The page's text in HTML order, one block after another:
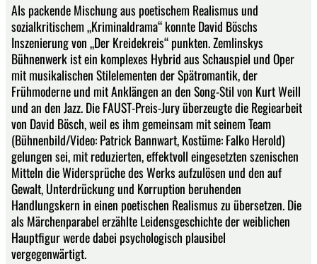
Als packende Mischung aus poetischem Realismus und
sozialkritischem „Kriminaldrama“ konnte David Böschs
Inszenierung von „Der Kreidekreis“ punkten. Zemlinskys
Bühnenwerk ist ein komplexes Hybrid aus Schauspiel und Oper
mit musikalischen Stilelementen der Spätromantik, der
Frühmoderne und mit Anklängen an den Song-Stil von Kurt Weill
und an den Jazz. Die FAUST-Preis-Jury überzeugte die Regiearbeit
von David Bösch, weil es ihm gemeinsam mit seinem Team
(Bühnenbild/Video: Patrick Bannwart, Kostüme: Falko Herold)
gelungen sei, mit reduzierten, effektvoll eingesetzten szenischen
Mitteln die Widersprüche des Werks aufzulösen und den auf
Gewalt, Unterdrückung und Korruption beruhenden
Handlungskern in einen poetischen Realismus zu übersetzen. Die
als Märchenparabel erzählte Leidensgeschichte der weiblichen
Hauptfigur werde dabei psychologisch plausibel
vergegenwärtigt.